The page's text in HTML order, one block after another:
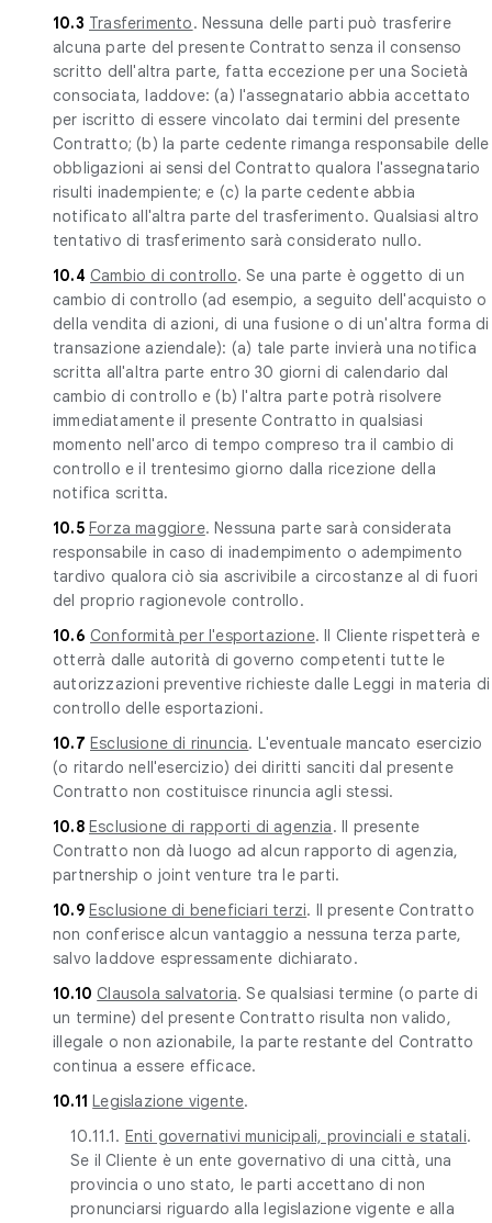
10.3 Trasferimento. Nessuna delle parti può trasferire
alcuna parte del presente Contratto senza il consenso
scritto dell'altra parte, fatta eccezione per una Società
consociata, laddove: (a) l'assegnatario abbia accettato
per iscritto di essere vincolato dai termini del presente
Contratto; (b) la parte cedente rimanga responsabile delle
obbligazioni ai sensi del Contratto qualora l'assegnatario
risulti inadempiente; e (c) la parte cedente abbia
notificato all'altra parte del trasferimento. Qualsiasi altro
tentativo di trasferimento sarà considerato nullo.
10.4 Cambio di controllo. Se una parte è oggetto di un
cambio di controllo (ad esempio, a seguito dell'acquisto o
della vendita di azioni, di una fusione o di un'altra forma di
transazione aziendale): (a) tale parte invierà una notifica
scritta all'altra parte entro 30 giorni di calendario dal
cambio di controllo e (b) l'altra parte potrà risolvere
immediatamente il presente Contratto in qualsiasi
momento nell'arco di tempo compreso tra il cambio di
controllo e il trentesimo giorno dalla ricezione della
notifica scritta.
10.5 Forza maggiore. Nessuna parte sarà considerata
responsabile in caso di inadempimento o adempimento
tardivo qualora ciò sia ascrivibile a circostanze al di fuori
del proprio ragionevole controllo.
10.6 Conformità per l'esportazione. Il Cliente rispetterà e
otterrà dalle autorità di governo competenti tutte le
autorizzazioni preventive richieste dalle Leggi in materia di
controllo delle esportazioni.
10.7 Esclusione di rinuncia. L'eventuale mancato esercizio
(o ritardo nell'esercizio) dei diritti sanciti dal presente
Contratto non costituisce rinuncia agli stessi.
10.8 Esclusione di rapporti di agenzia. Il presente
Contratto non dà luogo ad alcun rapporto di agenzia,
partnership o joint venture tra le parti.
10.9 Esclusione di beneficiari terzi. Il presente Contratto
non conferisce alcun vantaggio a nessuna terza parte,
salvo laddove espressamente dichiarato.
10.10Clausola salvatoria. Se qualsiasi termine (o parte di
un termine) del presente Contratto risulta non valido,
illegale o non azionabile, la parte restante del Contratto
continua a essere efficace.
10.11Legislazione vigente.
10.11.1. Enti governativi municipali, provinciali e statali.
Se il Cliente è un ente governativo di una città, una
provincia o uno stato, le parti accettano di non
pronunciarsi riguardo alla legislazione vigente e alla